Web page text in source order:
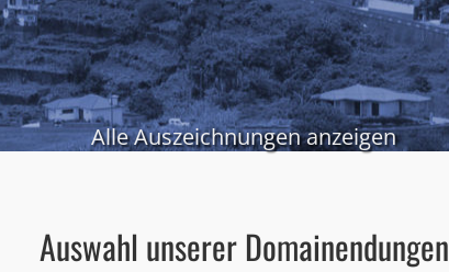
Alle Auszeichnungen anzeigen
Auswahl unserer Domainendungen